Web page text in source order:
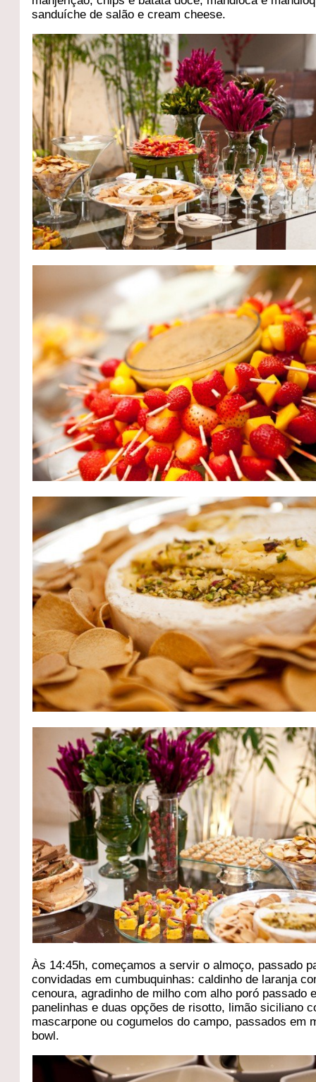
sanduíche de salão e cream cheese.
Às 14:45h, começamos a servir o almoço, passado
convidadas em cumbuquinhas: caldinho de laranja
cenoura, agradinho de milho com alho poró passado
panelinhas e duas opções de risotto, limão siciliano
mascarpone ou cogumelos do campo, passados em
bowl.